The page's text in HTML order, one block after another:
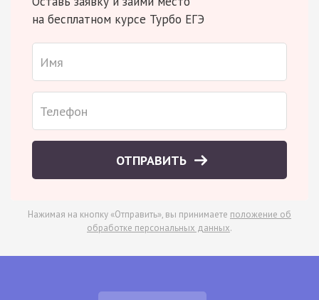
на бесплатном курсе Турбо ЕГЭ
ОТПРАВИТЬ
Нажимая на кнопку «Отправить», вы принимаете положение об
обработке персональных данных.